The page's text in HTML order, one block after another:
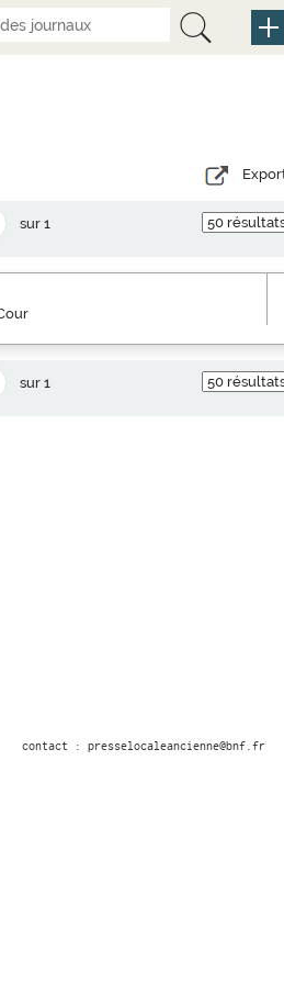
sur 1
sur 1
contact : presselocaleancienne@bnf.fr